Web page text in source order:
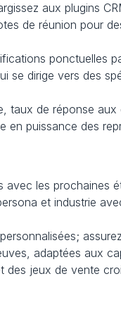
aux plugins
de réunion pour
ponctuelles
se dirige vers des
taux de réponse
en puissance des
les prochaines
et industrie
adaptées aux
des jeux de vente